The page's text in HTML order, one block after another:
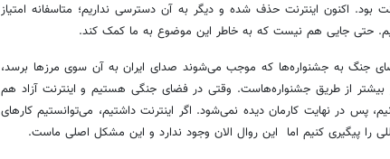
بود. اکنون اینترنت حذف شده و دیگر به آن دسترسی نداریم؛ متاسفانه امتیاز
حتی جایی هم نیست که به خاطر این موضوع به ما کمک کند.
جنگ به جشنواره‌ها که موجب می‌شوند صدای ایران به آن سوی مرزها برسد،
بیشتر از طریق جشنواره‌هاست. وقتی در فضای جنگی هستیم و اینترنت آزاد هم
پس در نهایت کارمان دیده نمی‌شود. اگر اینترنت داشتیم، می‌توانستیم کارهای
را پیگیری کنیم اما این روال الان وجود ندارد و این مشکل اصلی ماست.